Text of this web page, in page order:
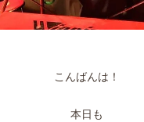
こんばんは！
本日も